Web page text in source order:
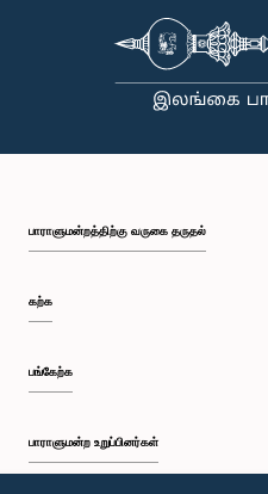
பாராளுமன்றத்திற்கு வருகை தருதல்
கற்க
பங்கேற்க
பாராளுமன்ற உறுப்பினர்கள்